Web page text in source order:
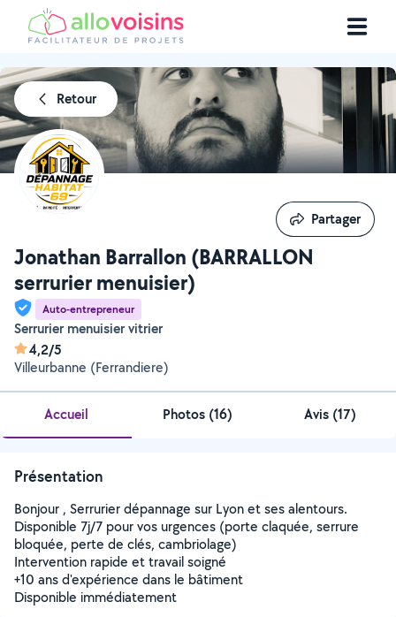
Retour
Jonathan Barrallon (BARRALLON
serrurier menuisier)
Auto-entrepreneur
Serrurier menuisier vitrier
4,2/5
Villeurbanne (Ferrandiere)
Partager
Partager
Accueil Photos (16) Avis (17)
Présentation
Bonjour , Serrurier dépannage sur Lyon et ses alentours.
Disponible 7j/7 pour vos urgences (porte claquée, serrure
bloquée, perte de clés, cambriolage)
Intervention rapide et travail soigné
+10 ans d'expérience dans le bâtiment
Disponible immédiatement